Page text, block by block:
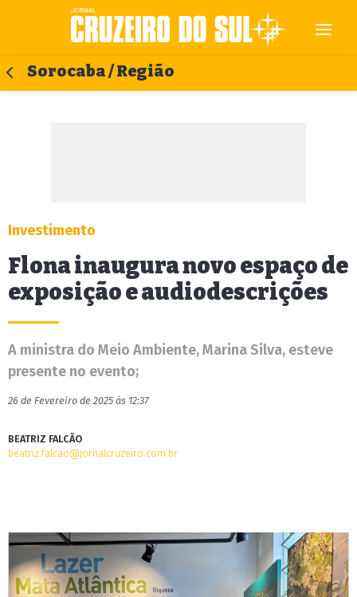
Sorocaba / Região
Investimento
Flona inaugura novo espaço de
exposição e audiodescrições
A ministra do Meio Ambiente, Marina Silva, esteve
presente no evento;
26 de Fevereiro de 2025 às 12:37
BEATRIZ FALCÃO
beatriz.falcao@jornalcruzeiro.com.br